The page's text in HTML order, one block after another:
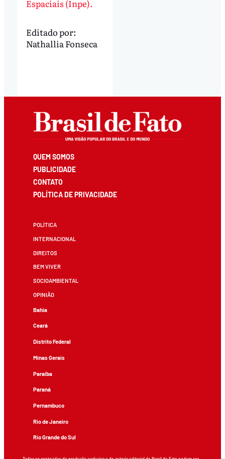
Espaciais (Inpe).
Editado por:
Nathallia Fonseca
QUEM SOMOS
PUBLICIDADE
CONTATO
POLÍTICA DE PRIVACIDADE
POLÍTICA
INTERNACIONAL
DIREITOS
BEM VIVER
SOCIOAMBIENTAL
OPINIÃO
Bahia
Ceará
Distrito Federal
Minas Gerais
Paraíba
Paraná
Pernambuco
Rio de Janeiro
Rio Grande do Sul